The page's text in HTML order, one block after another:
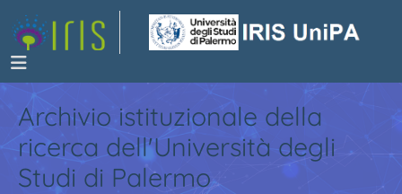
Archivio istituzionale della
ricerca dell'Università degli
Studi di Palermo